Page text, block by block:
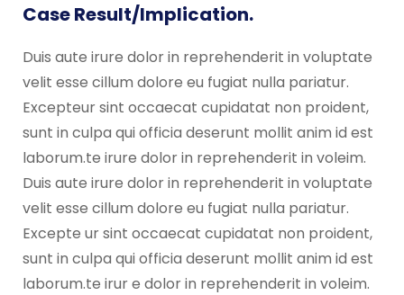
Case Result/Implication.
Duis aute irure dolor in reprehenderit in voluptate
velit esse cillum dolore eu fugiat nulla pariatur.
Excepteur sint occaecat cupidatat non proident,
sunt in culpa qui officia deserunt mollit anim id est
laborum.te irure dolor in reprehenderit in voleim.
Duis aute irure dolor in reprehenderit in voluptate
velit esse cillum dolore eu fugiat nulla pariatur.
Excepte ur sint occaecat cupidatat non proident,
sunt in culpa qui officia deserunt mollit anim id est
laborum.te irur e dolor in reprehenderit in voleim.